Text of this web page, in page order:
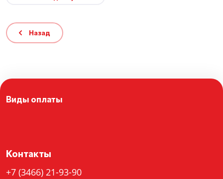
Назад
Контакты
+7 (3466) 21-93-90
Виды оплаты